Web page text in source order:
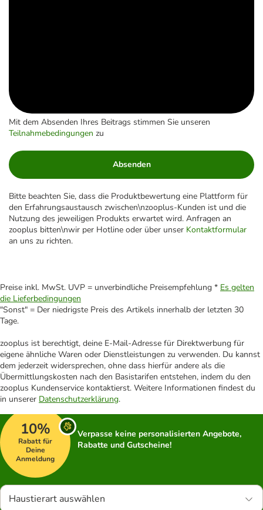
Mit dem Absenden Ihres Beitrags stimmen Sie unseren
Teilnahmebedingungen zu
Absenden
Bitte beachten Sie, dass die Produktbewertung eine Plattform für
den Erfahrungsaustausch zwischen\nzooplus-Kunden ist und die
Nutzung des jeweiligen Produkts erwartet wird. Anfragen an
zooplus bitten\nwir per Hotline oder über unser Kontaktformular
an uns zu richten.
Preise inkl. MwSt. UVP = unverbindliche Preisempfehlung * Es gelten
die Lieferbedingungen
"Sonst" = Der niedrigste Preis des Artikels innerhalb der letzten 30
Tage.
zooplus ist berechtigt, deine E-Mail-Adresse für Direktwerbung für
eigene ähnliche Waren oder Dienstleistungen zu verwenden. Du kannst
dem jederzeit widersprechen, ohne dass hierfür andere als die
Übermittlungskosten nach den Basistarifen entstehen, indem du den
zooplus Kundenservice kontaktierst. Weitere Informationen findest du
in unserer Datenschutzerklärung.
10%
Rabatt für
Deine
Anmeldung
Verpasse keine personalisierten Angebote,
Rabatte und Gutscheine!
Haustierart auswählen